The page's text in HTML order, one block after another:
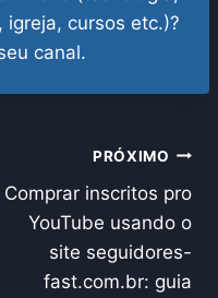
igreja, cursos etc.)?
canal.
PRÓXIMO
Comprar inscritos pro
YouTube usando o
site seguidores-
fast.com.br: guia